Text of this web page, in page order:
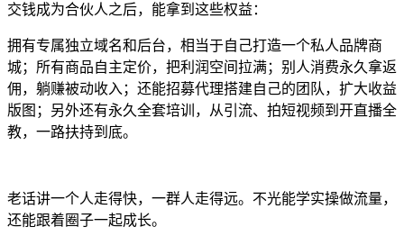
交钱成为合伙人之后，能拿到这些权益：
拥有专属独立域名和后台，相当于自己打造一个私人品牌商
城；所有商品自主定价，把利润空间拉满；别人消费永久拿返
佣，躺赚被动收入；还能招募代理搭建自己的团队，扩大收益
版图；另外还有永久全套培训，从引流、拍短视频到开直播全
教，一路扶持到底。
老话讲一个人走得快，一群人走得远。不光能学实操做流量，
还能跟着圈子一起成长。